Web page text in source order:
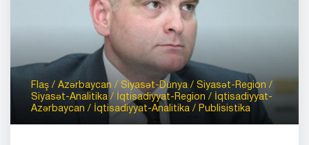
Flaş / Azərbaycan / Siyasət-Dünya / Siyasət-Region /
Siyasət-Analitika / İqtisadiyyat-Region / İqtisadiyyat-
Azərbaycan / İqtisadiyyat-Analitika / Publisistika